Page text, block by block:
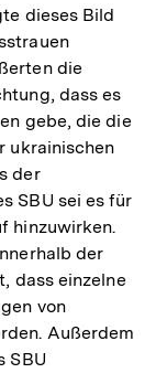
dieses Bild
die
dass es
gebe, die die
ukrainischen
der
SBU sei es für
hinzuwirken.
der
dass einzelne
von
Außerdem
SBU